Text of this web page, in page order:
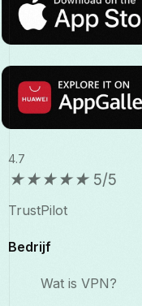
4.7
★★★★★ 5/5
TrustPilot
Bedrijf
Wat is VPN?